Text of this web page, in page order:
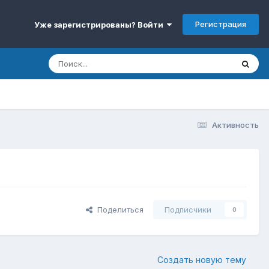
Уже зарегистрированы? Войти Регистрация
Активность
Поделиться Подписчики 0
Создать новую тему